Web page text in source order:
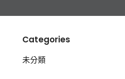
Categories
未分類